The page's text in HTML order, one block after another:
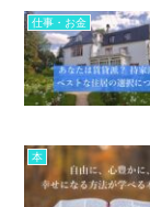
仕事・お金
本